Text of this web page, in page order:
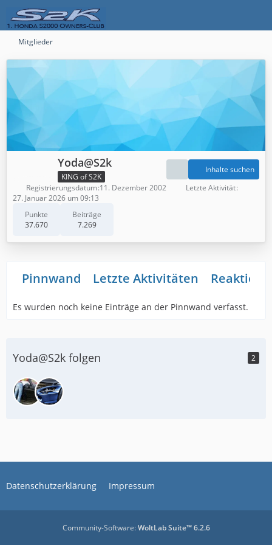
Mitglieder
Yoda@S2k
KING of S2K
Punkte
37.670
Beiträge
7.269
Inhalte suchen
Registrierungsdatum 11. Dezember 2002
Letzte Aktivität
27. Januar 2026 um 09:13
Pinnwand Letzte Aktivitäten
Es wurden noch keine Einträge an der Pinnwand verfasst.
Yoda@S2k folgen 2
Datenschutzerklärung Impressum
Community-Software:WoltLab Suite™ 6.2.6